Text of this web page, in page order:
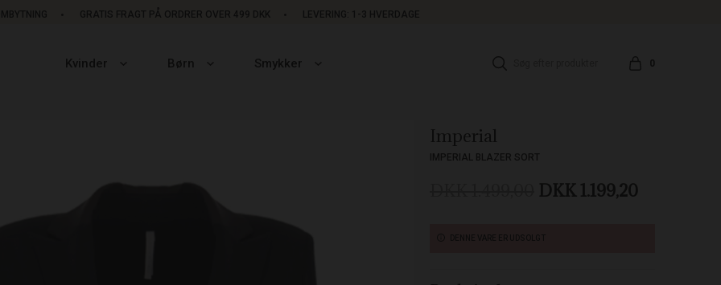
GRATIS FRAGT PÅ ORDRER OVER 499 DKK LEVERING: 1-3 HVERDAGE
Kvinder Børn Smykker 0
Imperial
IMPERIAL BLAZER SORT
DKK 1.199,20